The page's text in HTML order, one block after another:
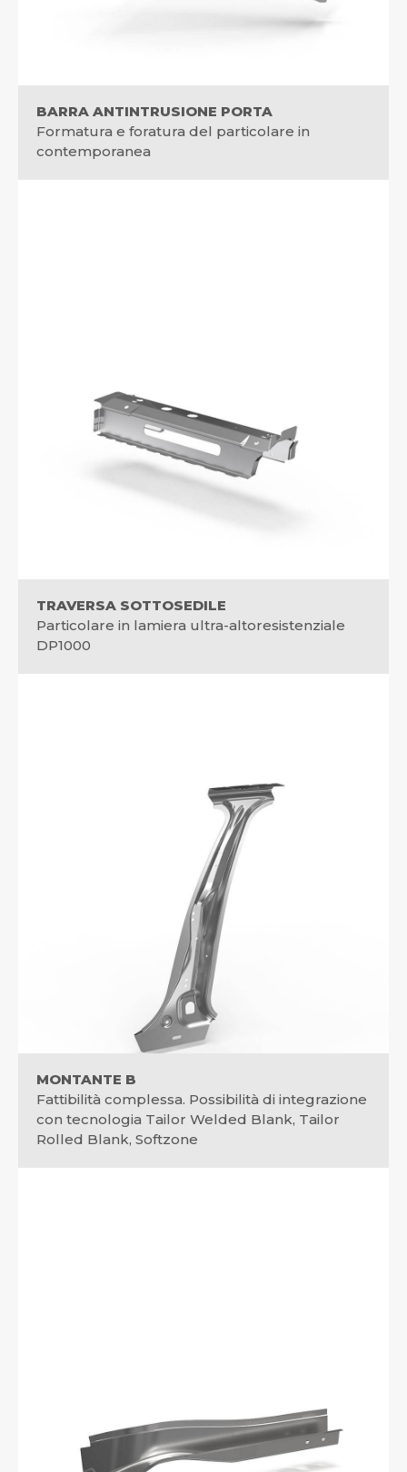
BARRA ANTINTRUSIONE PORTA
Formatura e foratura del particolare in
contemporanea
TRAVERSA SOTTOSEDILE
Particolare in lamiera ultra-altoresistenziale
DP1000
MONTANTE B
Fattibilità complessa. Possibilità di integrazione
con tecnologia Tailor Welded Blank, Tailor
Rolled Blank, Softzone